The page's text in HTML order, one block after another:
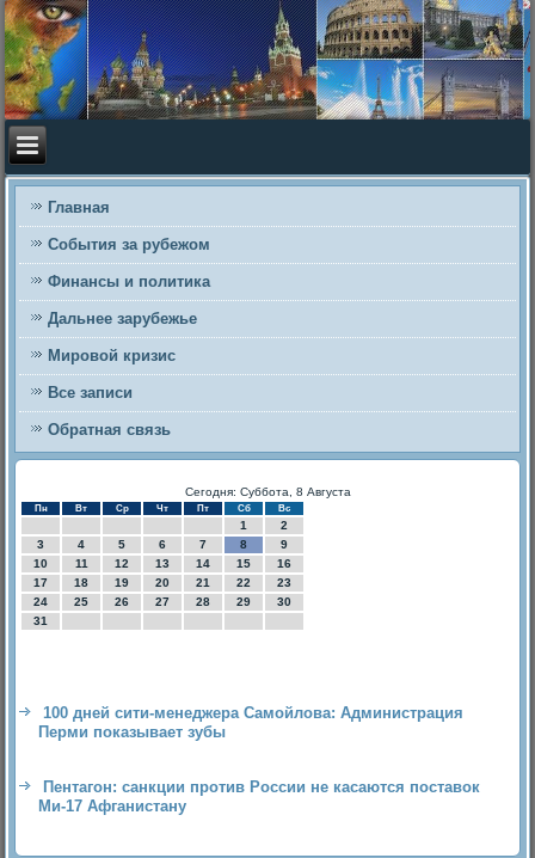
Главная
События за рубежом
Финансы и политика
Дальнее зарубежье
Мировой кризис
Все записи
Обратная связь
Сегодня: Суббота, 8 Августа
Пн Вт Ср Чт Пт Сб Вс
1
2
3
4 5 6 7 8
9
10
11 12 13 14 15
16
17
18 19 20 21 22
23
24
25 26 27 28 29
30
31
100 дней сити-менеджера Самойлова: Администрация
Перми показывает зубы
Пентагон: санкции против России не касаются поставок
Ми-17 Афганистану